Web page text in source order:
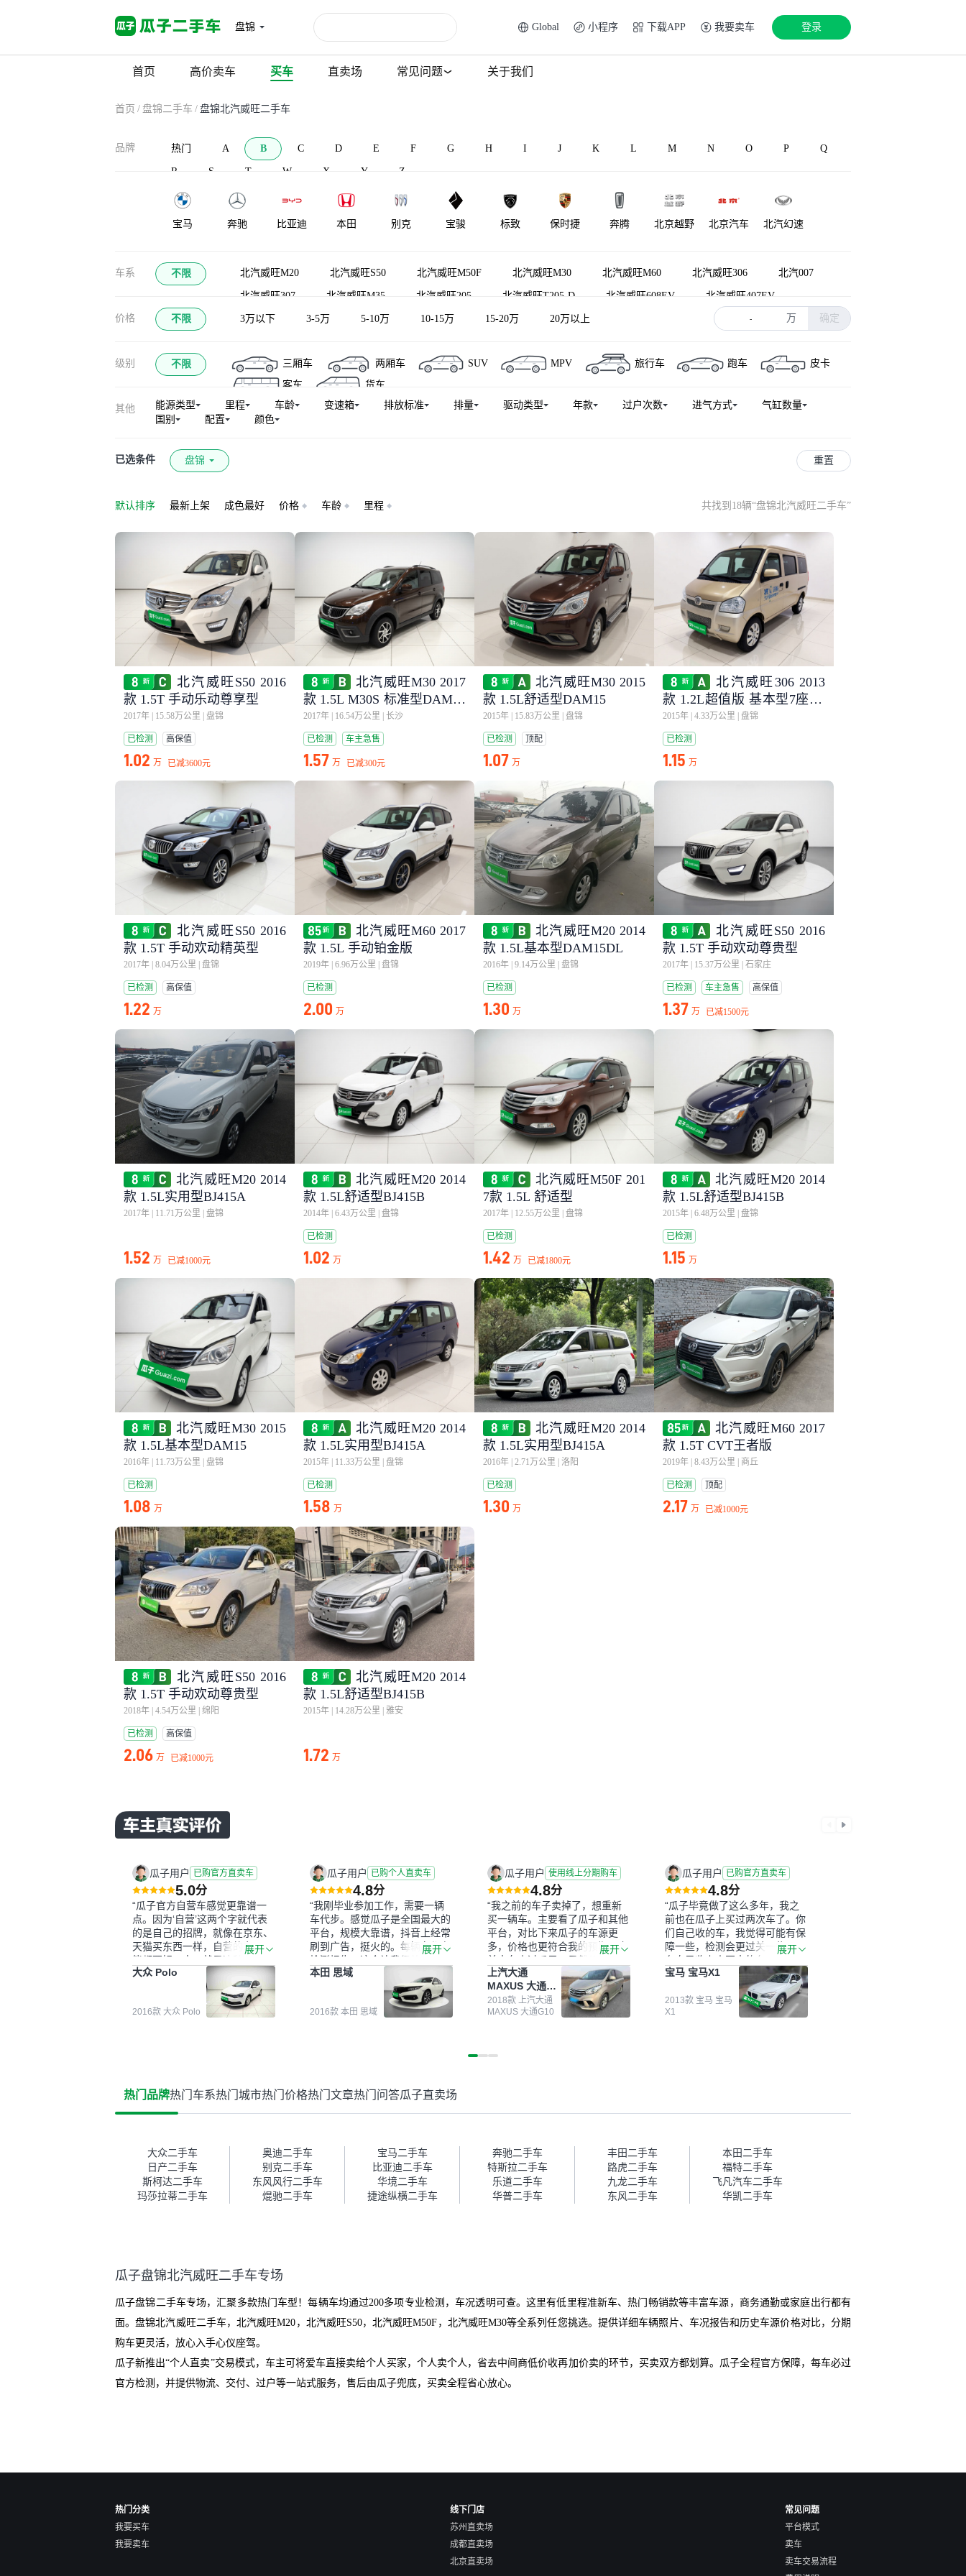
盘锦 Global 小程序 下载APP 我要卖车 登录
首页 高价卖车 买车 直卖场 常见问题 关于我们
首页 / 盘锦二手车 / 盘锦北汽威旺二手车
品牌 热门 A B C D E F G H I J K L M N O P Q
R S T W X Y Z
宝马 奔驰 比亚迪 本田 别克 宝骏 标致 保时捷 奔腾 北京越野 北京汽车 北汽幻速
宝沃 北汽新能源 北汽威旺
BAW北汽制
北汽昌河 比速汽车 北汽瑞翔 宾利 百智新能源 博速 北汽雷驰
布加迪
车系 不限 北汽威旺M20 北汽威旺S50 北汽威旺M50F 北汽威旺M30 北汽威旺M60 北汽威旺306 北汽007
北汽威旺307 北汽威旺M35 北汽威旺205 北汽威旺T205-D 北汽威旺608EV 北汽威旺407EV
北汽威旺307EV
价格 不限 3万以下 3-5万 5-10万 10-15万 15-20万 20万以上 - 万 确定
级别 不限 三厢车 两厢车 SUV MPV 旅行车 跑车
皮卡
客车
货车
其他 能源类型 里程 车龄 变速箱 排放标准 排量 驱动类型 年款 过户次数 进气方式
气缸数量
国别
配置 颜色
已选条件 盘锦 重置
默认排序 最新上架 成色最好 价格 车龄 里程 共找到18辆“盘锦北汽威旺二手车”
北汽威旺S50 2016
款 1.5T 手动乐动尊享型
2017年 15.58万公里 盘锦
已检测 高保值
1.02 万 已减3600元
北汽威旺M30 2017
款 1.5L M30S 标准型DAM15
DL
2017年 16.54万公里 长沙
已检测 车主急售
1.57 万 已减300元
北汽威旺M30 2015
款 1.5L舒适型DAM15
2015年 15.83万公里 盘锦
已检测 顶配
1.07 万
北汽威旺306 2013
款 1.2L超值版 基本型7座A1
2国IV
2015年 4.33万公里 盘锦
已检测
1.15 万
北汽威旺S50 2016
款 1.5T 手动欢动精英型
2017年 8.04万公里 盘锦
已检测 高保值
1.22 万
北汽威旺M60 2017
款 1.5L 手动铂金版
2019年 6.96万公里 盘锦
已检测
2.00 万
北汽威旺M20 2014
款 1.5L基本型DAM15DL
2016年 9.14万公里 盘锦
已检测
1.30 万
北汽威旺S50 2016
款 1.5T 手动欢动尊贵型
2017年 15.37万公里 石家庄
已检测 车主急售 高保值
1.37 万 已减1500元
北汽威旺M20 2014
款 1.5L实用型BJ415A
2017年 11.71万公里 盘锦
1.52 万 已减1000元
北汽威旺M20 2014
款 1.5L舒适型BJ415B
2014年 6.43万公里 盘锦
已检测
1.02 万
北汽威旺M50F 201
7款 1.5L 舒适型
2017年 12.55万公里 盘锦
已检测
1.42 万 已减1800元
北汽威旺M20 2014
款 1.5L舒适型BJ415B
2015年 6.48万公里 盘锦
已检测
1.15 万
北汽威旺M30 2015
款 1.5L基本型DAM15
2016年 11.73万公里 盘锦
已检测
1.08 万
北汽威旺M20 2014
款 1.5L实用型BJ415A
2015年 11.33万公里 盘锦
已检测
1.58 万
北汽威旺M20 2014
款 1.5L实用型BJ415A
2016年 2.71万公里 洛阳
已检测
1.30 万
北汽威旺M60 2017
款 1.5T CVT王者版
2019年 8.43万公里 商丘
已检测 顶配
2.17 万 已减1000元
北汽威旺S50 2016
款 1.5T 手动欢动尊贵型
2018年 4.54万公里 绵阳
已检测 高保值
2.06 万 已减1000元
北汽威旺M20 2014
款 1.5L舒适型BJ415B
2015年 14.28万公里 雅安
1.72 万
瓜子用户 已购官方直卖车
5.0分
“瓜子官方自营车感觉更靠谱一
点。因为‘自营’这两个字就代表
的是自己的招牌，就像在京东、
天猫买东西一样，自营的东西可
能都要好一点。就是这种刻板印
象吧。一开始买二手车的时候，
我确实有担心过事故车、泡水车
这些问题。瓜子的检测报告其实
并不能完全打消顾虑，因为我也
果跟你们的报告是符合的，所以
这次车况没问题。购车流程挺快
车。去之前我提前跟交接人员说
好，到了之后要当着我的面再做
一次复检，你们也安排了师傅，
服务可以，速度很快。体验下来
自营车的感觉是要比个人车好一
我协商，主动权在平台手里。”
展开
大众 Polo
2016款 大众 Polo
瓜子用户 已购个人直卖车
4.8分
“我刚毕业参加工作，需要一辆
车代步。感觉瓜子是全国最大的
平台，规模大靠谱，抖音上经常
刷到广告，挺火的。每辆车都有
检测报告，这个让我很放心。去
外面买车全凭卖家一张嘴，不敢
买。我买了本田思域，白色，过
户次数少，公里数符合，虽然价
格比我心理预期略高一点，但瓜
价格比车商那便宜，车况也有检
展开
本田 思域
2016款 本田 思域
瓜子用户 使用线上分期购车
4.8分
“我之前的车子卖掉了，想重新
买一辆车。主要看了瓜子和其他
平台，对比下来瓜子的车源更
多，价格也更符合我的预期。之
前卖车来过瓜子，虽然价格没谈
成，但APP一直留着。瓜子毕竟
是大平台，整体印象还好。我最
终买了一台上汽大通，18年的
车，公里数9万多，符合我的要
捷，其他平台的分期需要到当地
障。”
展开
上汽大通
MAXUS 大通
G10
2018款 上汽大通
MAXUS 大通G10
瓜子用户 已购官方直卖车
4.8分
“瓜子毕竟做了这么多年，我之
前也在瓜子上买过两次车了。你
们自己收的车，我觉得可能有保
障一些，检测会更过关一些。平
台自己收上来再卖的车，应该更
可靠。我买的是宝马X1，主要看
中它的价格和公里数比较合适。
另外，瓜子承诺无火烧、无事
故、无泡水、无调表，在平台自
帮我谈价。自营车我讲过价，最
后是通过花一块钱买优惠券的方
式，便宜了800块钱成交。”
展开
宝马 宝马X1
2013款 宝马 宝马
X1
热门品牌热门车系热门城市热门价格热门文章热门问答瓜子直卖场
大众二手车 奥迪二手车 宝马二手车 奔驰二手车 丰田二手车
本田二手车
日产二手车
别克二手车 比亚迪二手车 特斯拉二手车 路虎二手车
福特二手车
斯柯达二手车
东风风行二手车 华境二手车 乐道二手车 九龙二手车
飞凡汽车二手车
玛莎拉蒂二手车
焜驰二手车 捷途纵横二手车 华普二手车 东风二手车 华凯二手车
瓜子盘锦北汽威旺二手车专场
瓜子盘锦二手车专场，汇聚多款热门车型！每辆车均通过200多项专业检测，车况透明可查。这里有低里程准新车、热门畅销款等丰富车源，商务通勤或家庭出行都有
面。盘锦北汽威旺二手车，北汽威旺M20，北汽威旺S50，北汽威旺M50F，北汽威旺M30等全系列任您挑选。提供详细车辆照片、车况报告和历史车源价格对比，分期
购车更灵活，放心入手心仪座驾。
瓜子新推出“个人直卖”交易模式，车主可将爱车直接卖给个人买家，个人卖个人，省去中间商低价收再加价卖的环节，买卖双方都划算。瓜子全程官方保障，每车必过
官方检测，并提供物流、交付、过户等一站式服务，售后由瓜子兜底，买卖全程省心放心。
热门分类
我要买车
我要卖车
线下门店
苏州直卖场
成都直卖场
北京直卖场
常见问题
平台模式
卖车
卖车交易流程